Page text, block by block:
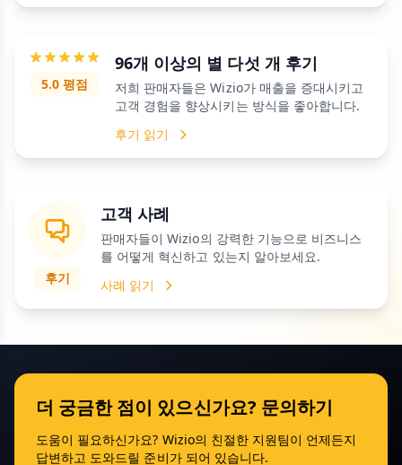
5.0 평점
96개 이상의 별 다섯 개 후기
저희 판매자들은 Wizio가 매출을 증대시키고
고객 경험을 향상시키는 방식을 좋아합니다.
후기 읽기
후기
고객 사례
판매자들이 Wizio의 강력한 기능으로 비즈니스
를 어떻게 혁신하고 있는지 알아보세요.
사례 읽기
더 궁금한 점이 있으신가요? 문의하기
도움이 필요하신가요? Wizio의 친절한 지원팀이 언제든지
답변하고 도와드릴 준비가 되어 있습니다.